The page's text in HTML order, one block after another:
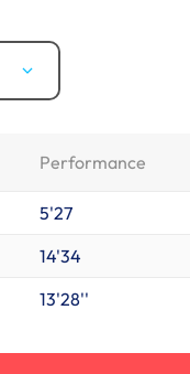
Performance
5'27
14'34
13'28''